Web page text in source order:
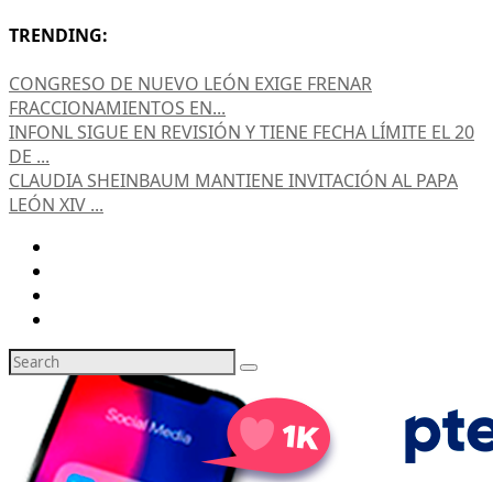
TRENDING:
CONGRESO DE NUEVO LEÓN EXIGE FRENAR
FRACCIONAMIENTOS EN...
INFONL SIGUE EN REVISIÓN Y TIENE FECHA LÍMITE EL 20
DE ...
CLAUDIA SHEINBAUM MANTIENE INVITACIÓN AL PAPA
LEÓN XIV ...